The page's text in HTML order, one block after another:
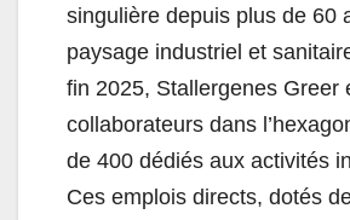
singulière depuis plus de 60
paysage industriel et
fin 2025, Stallergenes Greer
collaborateurs dans
de 400 dédiés aux activités
Ces emplois directs, dotés